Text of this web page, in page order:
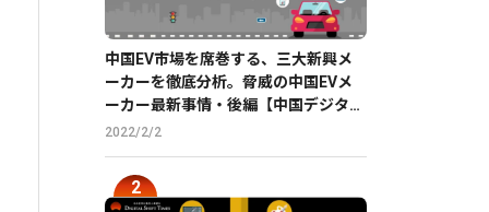
中国EV市場を席巻する、三大新興メ
ーカーを徹底分析。脅威の中国EVメ
ーカー最新事情・後編【中国デジタル
企業最前線】
2022/2/2